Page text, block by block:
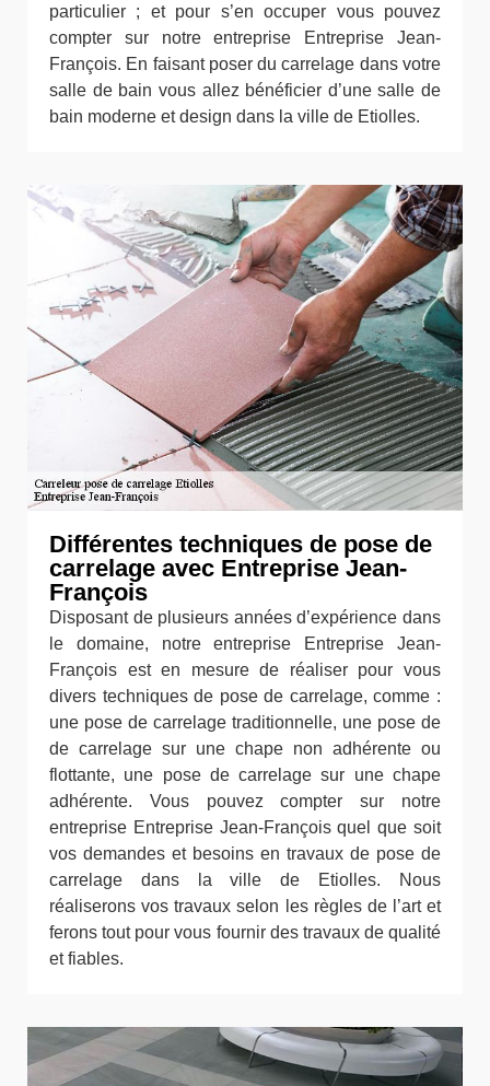
particulier ; et pour s’en occuper vous pouvez
compter sur notre entreprise Entreprise Jean-
François. En faisant poser du carrelage dans votre
salle de bain vous allez bénéficier d’une salle de
bain moderne et design dans la ville de Etiolles.
Différentes techniques de pose de
carrelage avec Entreprise Jean-
François
Disposant de plusieurs années d’expérience dans
le domaine, notre entreprise Entreprise Jean-
François est en mesure de réaliser pour vous
divers techniques de pose de carrelage, comme :
une pose de carrelage traditionnelle, une pose de
de carrelage sur une chape non adhérente ou
flottante, une pose de carrelage sur une chape
adhérente. Vous pouvez compter sur notre
entreprise Entreprise Jean-François quel que soit
vos demandes et besoins en travaux de pose de
carrelage dans la ville de Etiolles. Nous
réaliserons vos travaux selon les règles de l’art et
ferons tout pour vous fournir des travaux de qualité
et fiables.